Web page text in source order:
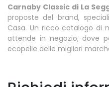
Carnaby Classic di La
proposte del brand,
Casa. Un ricco catalogo di
attende in negozio, dove
ecopelle delle migliori